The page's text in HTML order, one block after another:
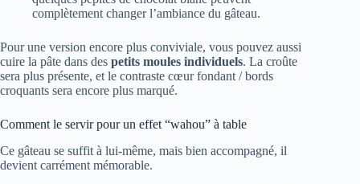
complètement changer l’ambiance du gâteau.
Pour une version encore plus conviviale, vous pouvez aussi
cuire la pâte dans des petits moules individuels. La croûte
sera plus présente, et le contraste cœur fondant / bords
croquants sera encore plus marqué.
Comment le servir pour un effet “wahou” à table
Ce gâteau se suffit à lui-même, mais bien accompagné, il
devient carrément mémorable.